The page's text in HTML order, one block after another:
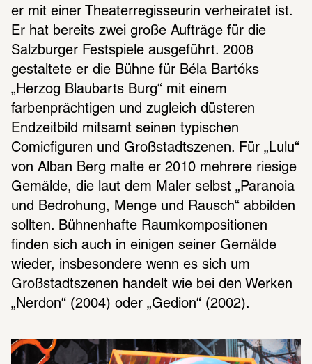
er mit einer Theaterregisseurin verheiratet ist.
Er hat bereits zwei große Aufträge für die
Salzburger Festspiele ausgeführt. 2008
gestaltete er die Bühne für Béla Bartóks
„Herzog Blaubarts Burg“ mit einem
farbenprächtigen und zugleich düsteren
Endzeitbild mitsamt seinen typischen
Comicfiguren und Großstadtszenen. Für „Lulu“
von Alban Berg malte er 2010 mehrere riesige
Gemälde, die laut dem Maler selbst „Paranoia
und Bedrohung, Menge und Rausch“ abbilden
sollten. Bühnenhafte Raumkompositionen
finden sich auch in einigen seiner Gemälde
wieder, insbesondere wenn es sich um
Großstadtszenen handelt wie bei den Werken
„Nerdon“ (2004) oder „Gedion“ (2002).